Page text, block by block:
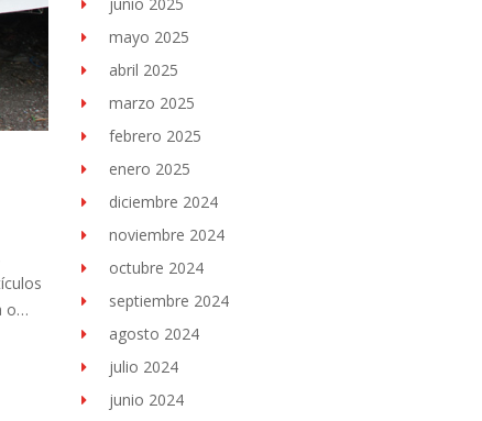
o…
mayo 2025
abril 2025
marzo 2025
febrero 2025
enero 2025
diciembre 2024
noviembre 2024
octubre 2024
septiembre 2024
agosto 2024
julio 2024
junio 2024